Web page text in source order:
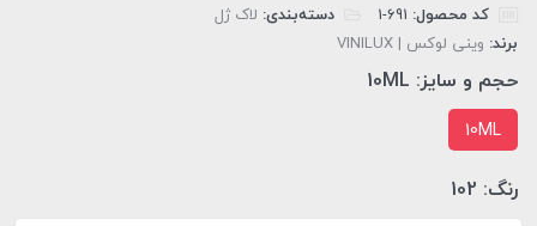
کد محصول: دسته‌بندی: لاک ژل
برند: وینی لوکس | VINILUX
حجم و سایز: 10ML
10ML
رنگ: 102